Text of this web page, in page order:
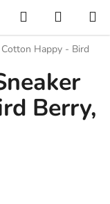
Hledat
KOŠÍK
Happy - Bird
Berry,